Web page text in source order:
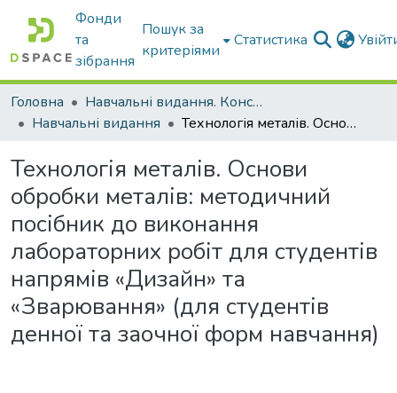
Фонди
та
зібрання
Пошук за
критеріями
Статистика
Головна
Навчальні видання. Конспекти лекцій
Навчальні видання
Технологія металів. Основи обробки металів: методичний посібник до виконання лабораторних робіт для студентів напрямів «Дизайн» та «Зварювання» (для студентів денної та заочної форм навчання)
Технологія металів. Основи
обробки металів: методичний
посібник до виконання
лабораторних робіт для студентів
напрямів «Дизайн» та
«Зварювання» (для студентів
денної та заочної форм навчання)